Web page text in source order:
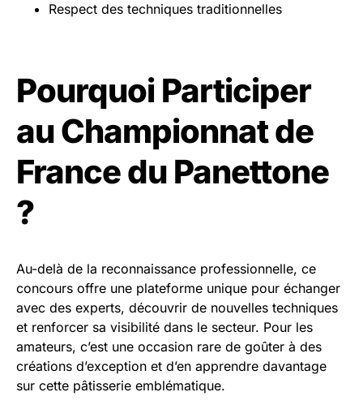
Respect des techniques traditionnelles
Pourquoi Participer
au Championnat de
France du Panettone
?
Au-delà de la reconnaissance professionnelle, ce
concours offre une plateforme unique pour échanger
avec des experts, découvrir de nouvelles techniques
et renforcer sa visibilité dans le secteur. Pour les
amateurs, c’est une occasion rare de goûter à des
créations d’exception et d’en apprendre davantage
sur cette pâtisserie emblématique.